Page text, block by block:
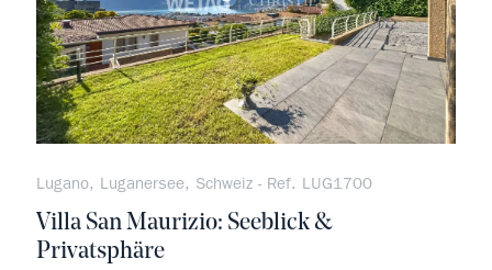
Lugano, Luganersee, Schweiz - Ref. LUG1700
Villa San Maurizio: Seeblick &
Privatsphäre